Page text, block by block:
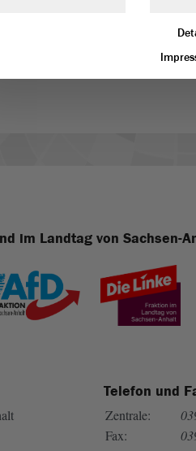
erhält.
der AfD-Fraktion (PDF)
im Landtag von Sachsen-
Telefon und
Zentrale:
Fax: